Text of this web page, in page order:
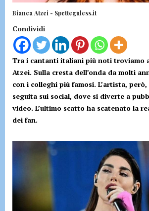
Bianca Atzei - Spetteguless.it
Condividi
Tra i cantanti italiani più noti troviamo
Atzei. Sulla cresta dell’onda da molti
con i colleghi più famosi. L’artista,
seguita sui social, dove si diverte a
video. L’ultimo scatto ha scatenato la
dei fan.